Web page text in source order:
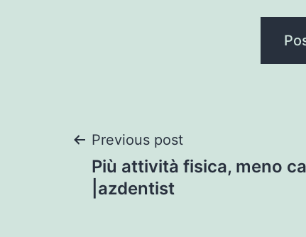
Post
navigation
Previous post
Più attività fisica, meno
|azdentist